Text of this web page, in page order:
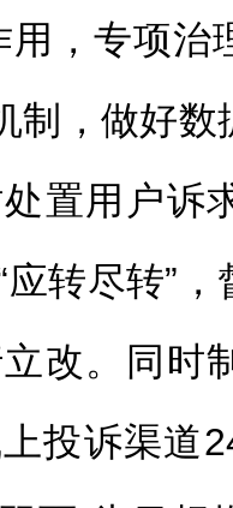
用，专项治
制，做好
置用户诉
转尽转”
改。同时
投诉渠道